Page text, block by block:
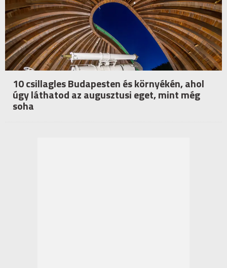
10 csillagles Budapesten és környékén, ahol
úgy láthatod az augusztusi eget, mint még
soha